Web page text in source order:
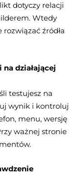
dotyczy relacji
Wtedy
źródła
działającej
testujesz na
wynik i kontroluj
menu, wersję
ważnej stronie